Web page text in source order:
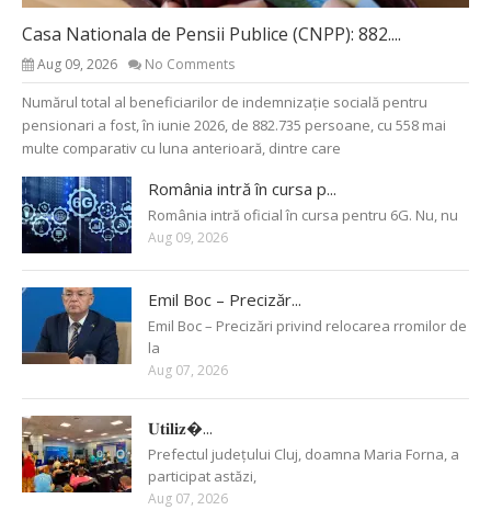
Casa Nationala de Pensii Publice (CNPP): 882....
Aug 09, 2026 No Comments
Numărul total al beneficiarilor de indemnizație socială pentru
pensionari a fost, în iunie 2026, de 882.735 persoane, cu 558 mai
multe comparativ cu luna anterioară, dintre care
România intră în cursa p...
România intră oficial în cursa pentru 6G. Nu, nu
Aug 09, 2026
Emil Boc – Precizăr...
Emil Boc – Precizări privind relocarea rromilor de
la
Aug 07, 2026
𝐔𝐭𝐢𝐥𝐢𝐳�...
Prefectul județului Cluj, doamna Maria Forna, a
participat astăzi,
Aug 07, 2026